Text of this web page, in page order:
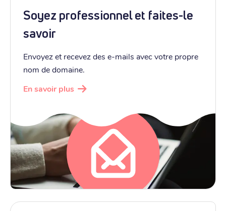
Soyez professionnel et faites-le
savoir
Envoyez et recevez des e-mails avec votre propre
nom de domaine.
En savoir plus